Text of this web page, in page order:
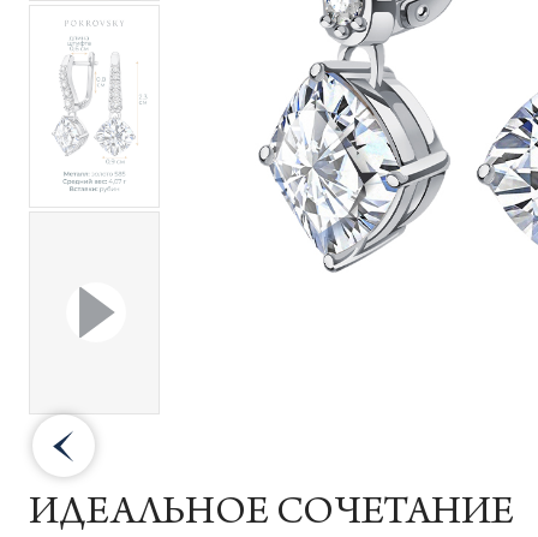
ИДЕАЛЬНОЕ СОЧЕТАНИЕ